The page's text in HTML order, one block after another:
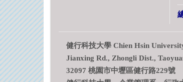
健行科技大學 Chien Hsin
Jianxing Rd., Zhongli Dist.,
32097 桃園市中壢區健行路229號